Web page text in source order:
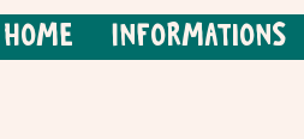
Home Informations